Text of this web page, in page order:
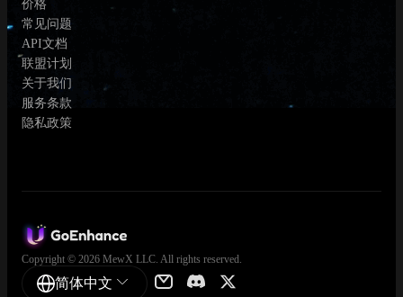
价格
常见问题
API文档
联盟计划
关于我们
服务条款
隐私政策
Copyright © 2026 MewX LLC. All rights reserved.
简体中文